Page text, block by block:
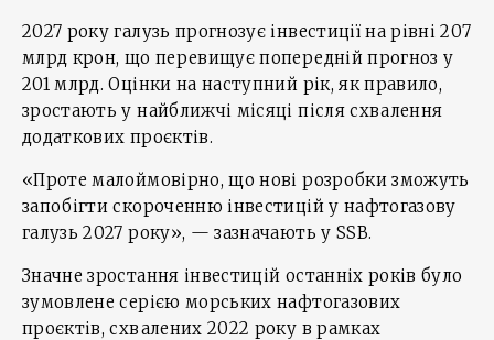
2027 року галузь прогнозує інвестиції на рівні 207
млрд крон, що перевищує попередній прогноз у
201 млрд. Оцінки на наступний рік, як правило,
зростають у найближчі місяці після схвалення
додаткових проєктів.
«Проте малоймовірно, що нові розробки зможуть
запобігти скороченню інвестицій у нафтогазову
галузь 2027 року», — зазначають у SSB.
Значне зростання інвестицій останніх років було
зумовлене серією морських нафтогазових
проєктів, схвалених 2022 року в рамках